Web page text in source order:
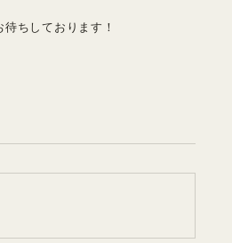
ちしております！